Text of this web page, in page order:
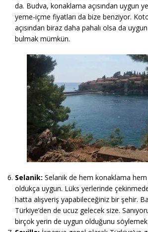
da. Budva, konaklama açısından uygun
yeme-içme fiyatları da bize benziyor.
açısından biraz daha pahalı olsa da
bulmak mümkün.
Selanik: Selanik de hem konaklama hem
oldukça uygun. Lüks yerlerinde
hatta alışveriş yapabileceğiniz bir şehir.
Türkiye’den de ucuz gelecek size.
birçok yerin de uygun olduğunu söylemek